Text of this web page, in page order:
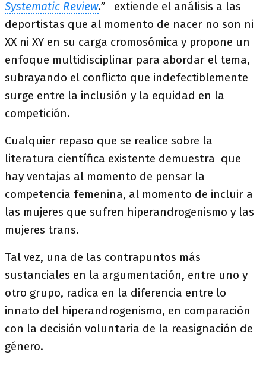
Systematic Review.”
extiende el análisis a las
deportistas que al momento de nacer no son ni
XX ni XY en su carga cromosómica y propone un
enfoque multidisciplinar para abordar el tema,
subrayando el conflicto que indefectiblemente
surge entre la inclusión y la equidad en la
competición.
Cualquier repaso que se realice sobre la
literatura científica existente demuestra que
hay ventajas al momento de pensar la
competencia femenina, al momento de incluir a
las mujeres que sufren hiperandrogenismo y las
mujeres trans.
Tal vez, una de las contrapuntos más
sustanciales en la argumentación, entre uno y
otro grupo, radica en la diferencia entre lo
innato del hiperandrogenismo, en comparación
con la decisión voluntaria de la reasignación de
género.